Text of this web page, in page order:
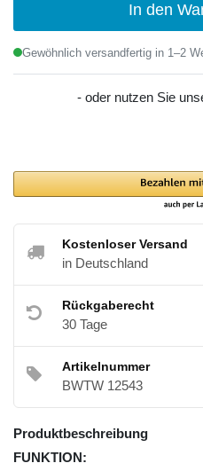
In den
Gewöhnlich versandfertig in 1–2
- oder nutzen Sie
Kostenloser Versand
in Deutschland
Rückgaberecht
30 Tage
Artikelnummer
BWTW 12543
Produktbeschreibung
FUNKTION: